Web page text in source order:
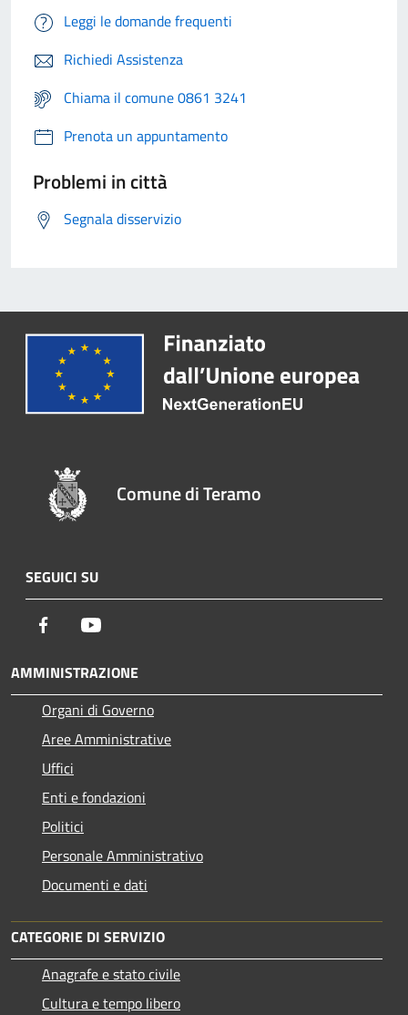
Leggi le domande frequenti
Richiedi Assistenza
Chiama il comune 0861 3241
Prenota un appuntamento
Problemi in città
Segnala disservizio
Comune di Teramo
SEGUICI SU
Facebook
AMMINISTRAZIONE
Organi di Governo
Aree Amministrative
Uffici
Enti e fondazioni
Politici
Personale Amministrativo
Documenti e dati
CATEGORIE DI SERVIZIO
Anagrafe e stato civile
Cultura e tempo libero